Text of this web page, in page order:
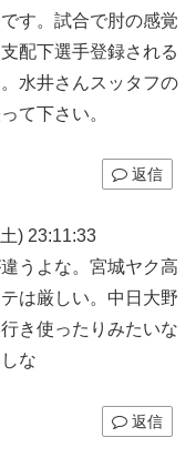
す。試合で肘の感覚
配下選手登録される
水井さんスッタフの
て下さい。
返信
) 23:11:33
うよな。宮城ヤク高
は厳しい。中日大野
き使ったりみたいな
な
返信